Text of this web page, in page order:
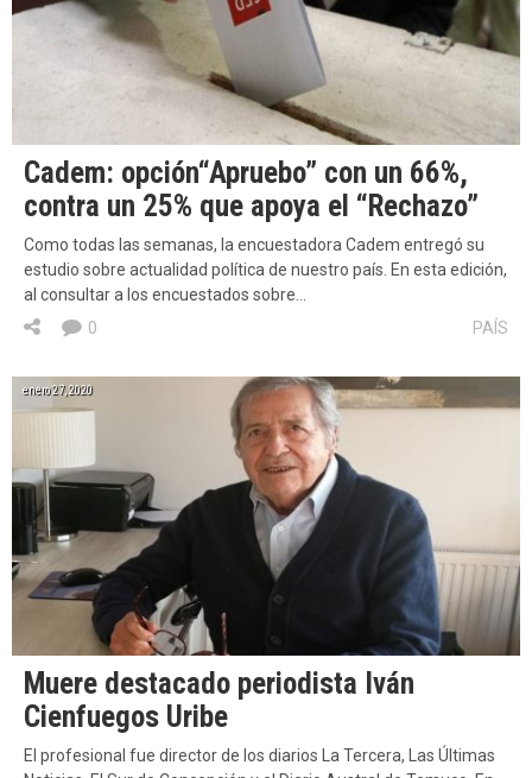
Cadem: opción“Apruebo” con un 66%,
contra un 25% que apoya el “Rechazo”
Como todas las semanas, la encuestadora Cadem entregó su
estudio sobre actualidad política de nuestro país. En esta edición,
al consultar a los encuestados sobre…
PAÍS
0
enero 27, 2020
Muere destacado periodista Iván
Cienfuegos Uribe
El profesional fue director de los diarios La Tercera, Las Últimas